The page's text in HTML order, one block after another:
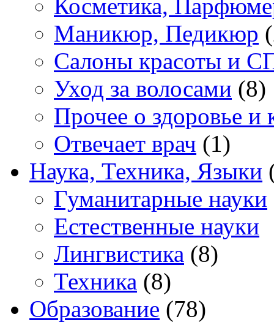
Косметика,
Маникюр, Педикюр
Салоны красоты и
Уход за волосами (8)
Прочее о здоровье и
Отвечает врач (1)
Наука, Техника, Языки
Гуманитарные науки
Естественные науки
Лингвистика (8)
Техника (8)
Образование (78)